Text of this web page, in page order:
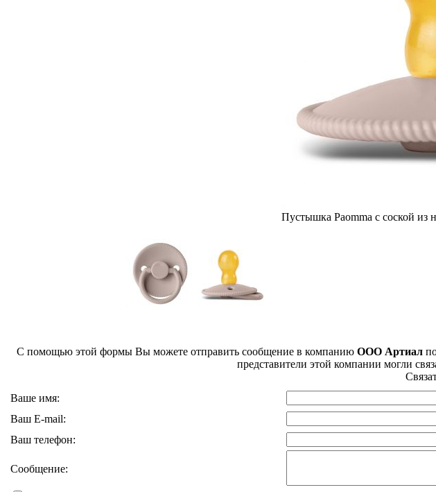
Пустышка Paomma с соской из
С помощью этой формы Вы можете отправить сообщение в компанию ООО Артиал
представители этой компании могли
Ваше имя:
Ваш E-mail:
Ваш телефон:
Сообщение: